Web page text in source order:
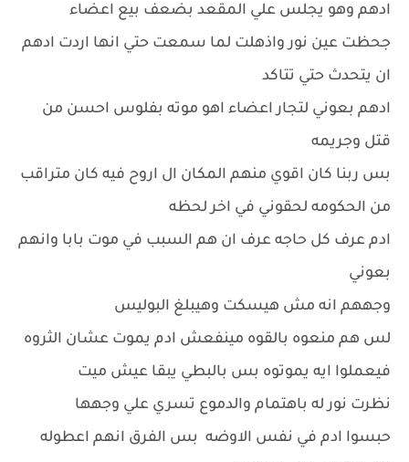
ادهم وهو يجلس علي المقعد بضعف بيع اعضاء
جحظت عين نور واذهلت لما سمعت حتي انها اردت ادهم
ان يتحدث حتي تتاكد
ادهم بعوني لتجار اعضاء اهو موته بفلوس احسن من
قتل وجريمه
بس ربنا كان اقوي منهم المكان ال اروح فيه كان متراقب
من الحكومه لحقوني في اخر لحظه
ادم عرف كل حاجه عرف ان هم السبب في موت بابا وانهم
بعوني
وجههم انه مش هيسكت وهيبلغ البوليس
لس هم منعوه بالقوه مينفعش ادم يموت عشان الثروه
فيعملوا ايه يموتوه بس بالبطي يبقا عيش ميت
نظرت نور له باهتمام والدموع تسري علي وجهها
حبسوا ادم في نفس الاوضه بس الفرق انهم اعطوله